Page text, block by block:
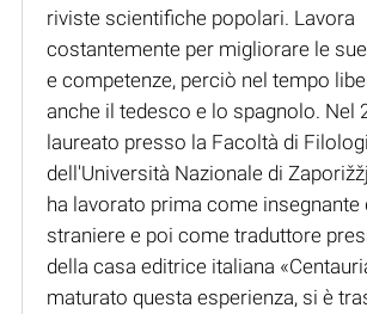
riviste scientifiche popolari. Lavora
costantemente per migliorare le
e competenze, perciò nel tempo
anche il tedesco e lo spagnolo. Nel
laureato presso la Facoltà di
dell'Università Nazionale di
ha lavorato prima come insegnante
straniere e poi come traduttore
della casa editrice italiana
maturato questa esperienza, si è